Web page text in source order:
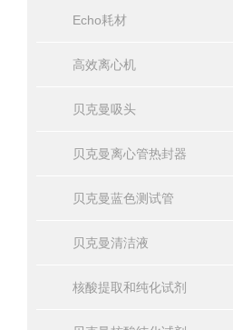
Echo耗材
高效离心机
贝克曼吸头
贝克曼离心管热封器
贝克曼蓝色测试管
贝克曼清洁液
核酸提取和纯化试剂